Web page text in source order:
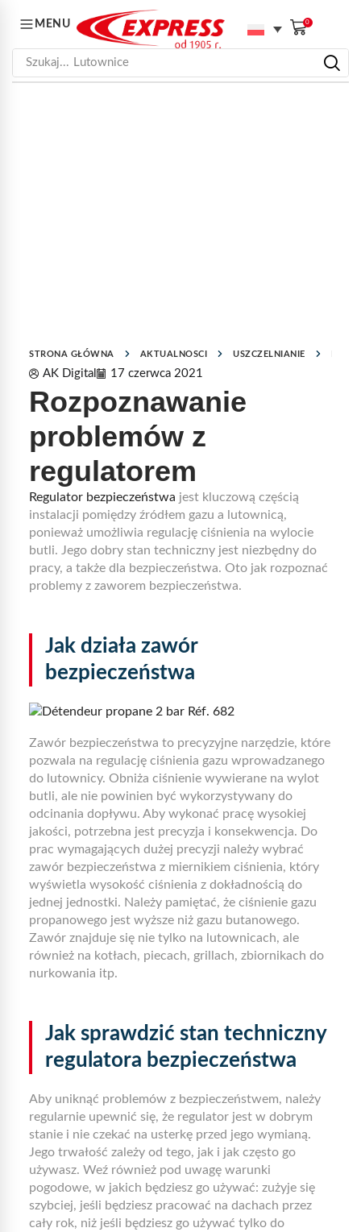
MENU 0
Szukaj... Lutownice
STRONA GŁÓWNA AKTUALNOSCI USZCZELNIANIE
AK Digital 17 czerwca 2021
Rozpoznawanie
problemów z
regulatorem
Regulator bezpieczeństwa jest kluczową częścią
instalacji pomiędzy źródłem gazu a lutownicą,
ponieważ umożliwia regulację ciśnienia na wylocie
butli. Jego dobry stan techniczny jest niezbędny do
pracy, a także dla bezpieczeństwa. Oto jak rozpoznać
problemy z zaworem bezpieczeństwa.
Jak działa zawór
bezpieczeństwa
Zawór bezpieczeństwa to precyzyjne narzędzie, które
pozwala na regulację ciśnienia gazu wprowadzanego
do lutownicy. Obniża ciśnienie wywierane na wylot
butli, ale nie powinien być wykorzystywany do
odcinania dopływu. Aby wykonać pracę wysokiej
jakości, potrzebna jest precyzja i konsekwencja. Do
prac wymagających dużej precyzji należy wybrać
zawór bezpieczeństwa z miernikiem ciśnienia, który
wyświetla wysokość ciśnienia z dokładnością do
jednej jednostki. Należy pamiętać, że ciśnienie gazu
propanowego jest wyższe niż gazu butanowego.
Zawór znajduje się nie tylko na lutownicach, ale
również na kotłach, piecach, grillach, zbiornikach do
nurkowania itp.
Jak sprawdzić stan techniczny
regulatora bezpieczeństwa
Aby uniknąć problemów z bezpieczeństwem, należy
regularnie upewnić się, że regulator jest w dobrym
stanie i nie czekać na usterkę przed jego wymianą.
Jego trwałość zależy od tego, jak i jak często go
używasz. Weź również pod uwagę warunki
pogodowe, w jakich będziesz go używać: zużyje się
szybciej, jeśli będziesz pracować na dachach przez
cały rok, niż jeśli będziesz go używać tylko do